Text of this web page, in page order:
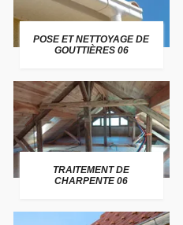
POSE ET NETTOYAGE DE
GOUTTIÈRES 06
TRAITEMENT DE
CHARPENTE 06